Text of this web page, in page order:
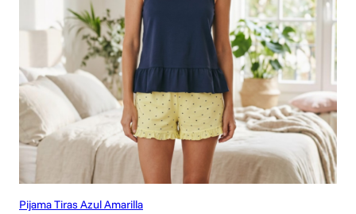
Pijama Tiras Azul Amarilla